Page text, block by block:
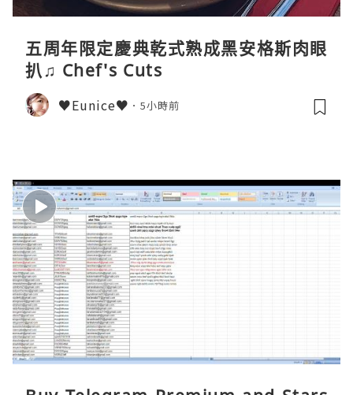
五周年限定慶典乾式熟成黑安格斯肉眼
扒♫ Chef's Cuts
♥Eunice♥ 5小時前